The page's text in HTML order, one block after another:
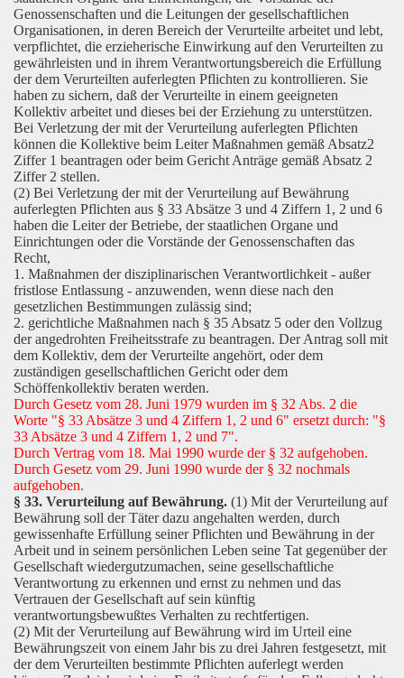
Genossenschaften und die Leitungen der gesellschaftlichen
Organisationen, in deren Bereich der Verurteilte arbeitet und lebt,
verpflichtet, die erzieherische Einwirkung auf den Verurteilten zu
gewährleisten und in ihrem Verantwortungsbereich die Erfüllung
der dem Verurteilten auferlegten Pflichten zu kontrollieren. Sie
haben zu sichern, daß der Verurteilte in einem geeigneten
Kollektiv arbeitet und dieses bei der Erziehung zu unterstützen.
Bei Verletzung der mit der Verurteilung auferlegten Pflichten
können die Kollektive beim Leiter Maßnahmen gemäß Absatz2
Ziffer 1 beantragen oder beim Gericht Anträge gemäß Absatz 2
Ziffer 2 stellen.
(2) Bei Verletzung der mit der Verurteilung auf Bewährung
auferlegten Pflichten aus § 33 Absätze 3 und 4 Ziffern 1, 2 und 6
haben die Leiter der Betriebe, der staatlichen Organe und
Einrichtungen oder die Vorstände der Genossenschaften das
Recht,
1. Maßnahmen der disziplinarischen Verantwortlichkeit - außer
fristlose Entlassung - anzuwenden, wenn diese nach den
gesetzlichen Bestimmungen zulässig sind;
2. gerichtliche Maßnahmen nach § 35 Absatz 5 oder den Vollzug
der angedrohten Freiheitsstrafe zu beantragen. Der Antrag soll mit
dem Kollektiv, dem der Verurteilte angehört, oder dem
zuständigen gesellschaftlichen Gericht oder dem
Schöffenkollektiv beraten werden.
Durch Gesetz vom 28. Juni 1979 wurden im § 32 Abs. 2 die
Worte "§ 33 Absätze 3 und 4 Ziffern 1, 2 und 6" ersetzt durch: "§
33 Absätze 3 und 4 Ziffern 1, 2 und 7".
Durch Vertrag vom 18. Mai 1990 wurde der § 32 aufgehoben.
Durch Gesetz vom 29. Juni 1990 wurde der § 32 nochmals
aufgehoben.
§ 33. Verurteilung auf Bewährung. (1) Mit der Verurteilung auf
Bewährung soll der Täter dazu angehalten werden, durch
gewissenhafte Erfüllung seiner Pflichten und Bewährung in der
Arbeit und in seinem persönlichen Leben seine Tat gegenüber der
Gesellschaft wiedergutzumachen, seine gesellschaftliche
Verantwortung zu erkennen und ernst zu nehmen und das
Vertrauen der Gesellschaft auf sein künftig
verantwortungsbewußtes Verhalten zu rechtfertigen.
(2) Mit der Verurteilung auf Bewährung wird im Urteil eine
Bewährungszeit von einem Jahr bis zu drei Jahren festgesetzt, mit
der dem Verurteilten bestimmte Pflichten auferlegt werden